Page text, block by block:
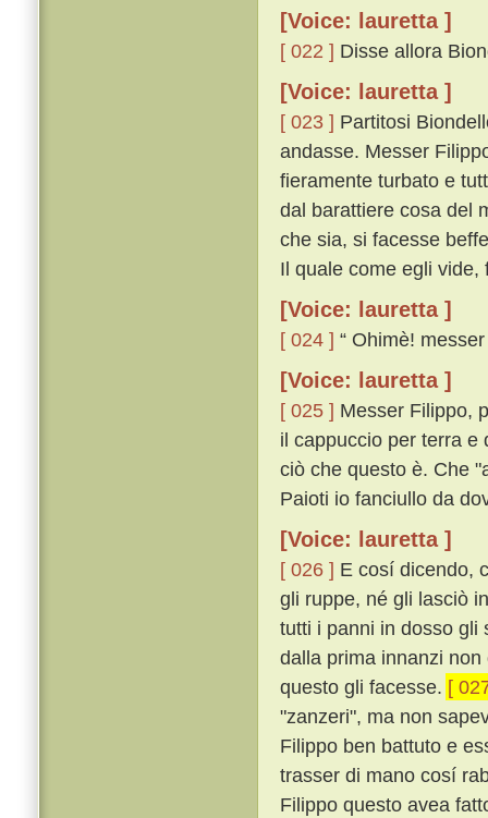
[Voice: lauretta ]
[ 022 ] Disse allora
[Voice: lauretta ]
[ 023 ] Partitosi
andasse. Messer
fieramente turbato e
dal barattiere cosa del
che sia, si facesse
Il quale come egli
[Voice: lauretta ]
[ 024 ] “ Ohimè!
[Voice: lauretta ]
[ 025 ] Messer Filippo,
il cappuccio per terra e
ciò che questo è. Che
Paioti io fanciullo da
[Voice: lauretta ]
[ 026 ] E cosí dicendo,
gli ruppe, né gli lasciò
tutti i panni in dosso gli
dalla prima innanzi
questo gli facesse. [
"zanzeri", ma non
Filippo ben battuto e
trasser di mano cosí
Filippo questo avea